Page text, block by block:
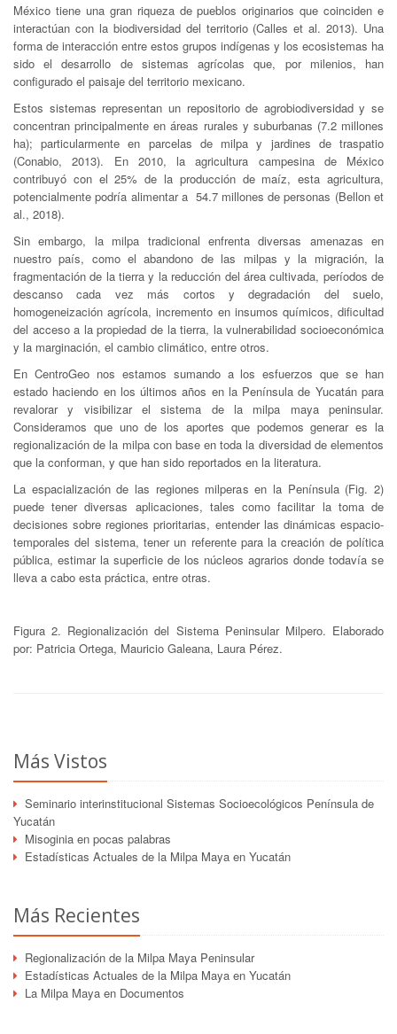
México tiene una gran riqueza de pueblos originarios que coinciden e
interactúan con la biodiversidad del territorio (Calles et al. 2013). Una
forma de interacción entre estos grupos indígenas y los ecosistemas ha
sido el desarrollo de sistemas agrícolas que, por milenios, han
configurado el paisaje del territorio mexicano.
Estos sistemas representan un repositorio de agrobiodiversidad y se
concentran principalmente en áreas rurales y suburbanas (7.2 millones
ha); particularmente en parcelas de milpa y jardines de traspatio
(Conabio, 2013). En 2010, la agricultura campesina de México
contribuyó con el 25% de la producción de maíz, esta agricultura,
potencialmente podría alimentar a 54.7 millones de personas (Bellon et
al., 2018).
Sin embargo, la milpa tradicional enfrenta diversas amenazas en
nuestro país, como el abandono de las milpas y la migración, la
fragmentación de la tierra y la reducción del área cultivada, períodos de
descanso cada vez más cortos y degradación del suelo,
homogeneización agrícola, incremento en insumos químicos, dificultad
del acceso a la propiedad de la tierra, la vulnerabilidad socioeconómica
y la marginación, el cambio climático, entre otros.
En CentroGeo nos estamos sumando a los esfuerzos que se han
estado haciendo en los últimos años en la Península de Yucatán para
revalorar y visibilizar el sistema de la milpa maya peninsular.
Consideramos que uno de los aportes que podemos generar es la
regionalización de la milpa con base en toda la diversidad de elementos
que la conforman, y que han sido reportados en la literatura.
La espacialización de las regiones milperas en la Península (Fig. 2)
puede tener diversas aplicaciones, tales como facilitar la toma de
decisiones sobre regiones prioritarias, entender las dinámicas espacio-
temporales del sistema, tener un referente para la creación de política
pública, estimar la superficie de los núcleos agrarios donde todavía se
lleva a cabo esta práctica, entre otras.
Figura 2. Regionalización del Sistema Peninsular Milpero. Elaborado
por: Patricia Ortega, Mauricio Galeana, Laura Pérez.
Más Vistos
Seminario interinstitucional Sistemas Socioecológicos Península de
Yucatán
Misoginia en pocas palabras
Estadísticas Actuales de la Milpa Maya en Yucatán
Más Recientes
Regionalización de la Milpa Maya Peninsular
Estadísticas Actuales de la Milpa Maya en Yucatán
La Milpa Maya en Documentos